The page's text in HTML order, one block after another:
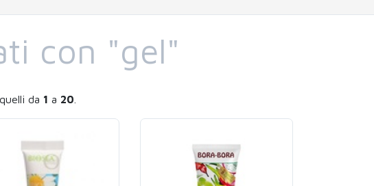
con "gel"
da 1 a 20